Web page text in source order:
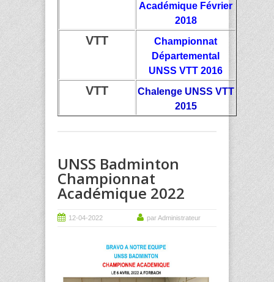
Académique Février
2018
VTT
Championnat
Départemental
UNSS VTT 2016
VTT
Chalenge UNSS VTT
2015
UNSS Badminton
Championnat
Académique 2022
12-04-2022 par Administrateur